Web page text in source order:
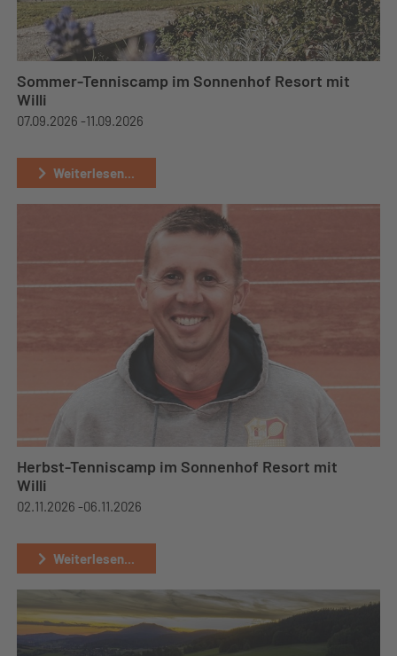
Sommer-Tenniscamp im Sonnenhof Resort mit
Willi
07.09.2026 -11.09.2026
Weiterlesen...
Herbst-Tenniscamp im Sonnenhof Resort mit
Willi
02.11.2026 -06.11.2026
Weiterlesen...